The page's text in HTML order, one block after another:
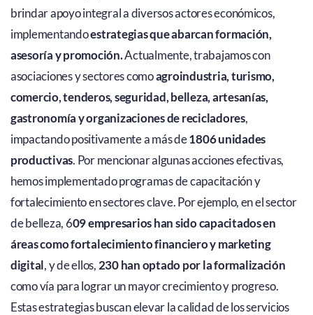
brindar apoyo integral a diversos actores económicos,
implementandoestrategias que abarcan formación,
asesoría y promoción.Actualmente, trabajamos con
asociaciones y sectores comoagroindustria, turismo,
comercio, tenderos, seguridad, belleza, artesanías,
gastronomía y organizaciones de recicladores,
impactando positivamente a más de1806 unidades
productivas. ​Por mencionar algunas acciones efectivas,
hemos implementado programas de capacitación y
fortalecimiento en sectores clave. Por ejemplo, en el sector
de belleza, 609 empresarios han sido capacitados en
áreas como fortalecimiento financiero y marketing
digital, y de ellos, 230 han optado por la formalización
como vía para lograr un mayor crecimiento y progreso.
Estas estrategias buscan elevar la calidad de los servicios